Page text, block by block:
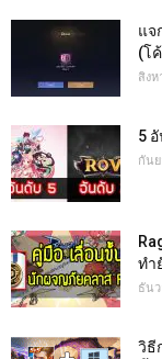
แจ
(โ
สิงห
5
กัน
ทำ
ธัน
วิธี